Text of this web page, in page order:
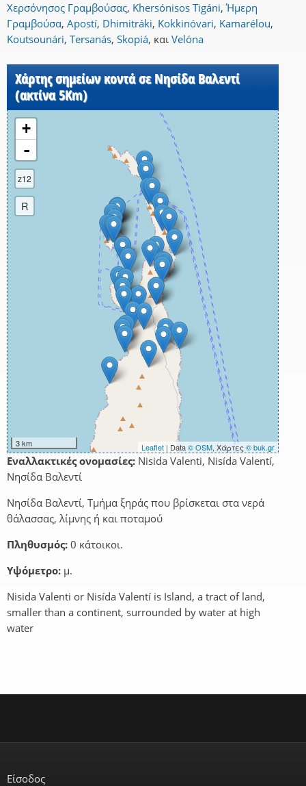
Χερσόνησος Γραμβούσας, Khersónisos Tigáni,Ήμερη
Γραμβούσα, Apostí, Dhimitráki, Kokkinóvari, Kamarélou,
Koutsounári, Tersanás, Skopiá, και Velóna
Χάρτης σημείων κοντά σε Νησίδα Βαλεντί
(ακτίνα 5Km)
+
-
z12
R
3 km Leaflet | Data© OSM, Χάρτες © buk.gr
Εναλλακτικές ονομασίες: Nisida Valenti, Nisída Valentí,
Νησίδα Βαλεντί
Νησίδα Βαλεντί, Τμήμα ξηράς που βρίσκεται στα νερά
θάλασσας, λίμνης ή και ποταμού
Πληθυσμός: 0 κάτοικοι.
Υψόμετρο: μ.
Nisida Valenti or Nisída Valentí is Island, a tract of land,
smaller than a continent, surrounded by water at high
water
Είσοδος